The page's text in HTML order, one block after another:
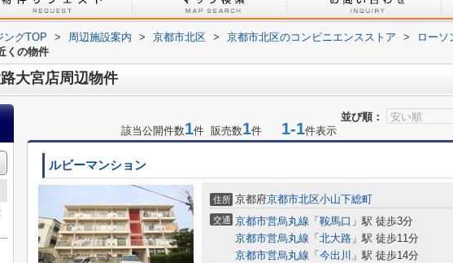
ングTOP > 周辺施設案内 > 京都市北区 > 京都市北区のコンビニエンスストア > ローソ
くの物件
大宮店周辺物件
並び順：
該当公開件数1件 販売数1件 1-1件表示
ルビーマンション
住所 京都府京都市北区小山下総町
交通 京都市営烏丸線 「 鞍馬口 」駅 徒歩3分
京都市営烏丸線 「 北大路 」駅 徒歩11分
京都市営烏丸線 「 今出川 」駅 徒歩14分